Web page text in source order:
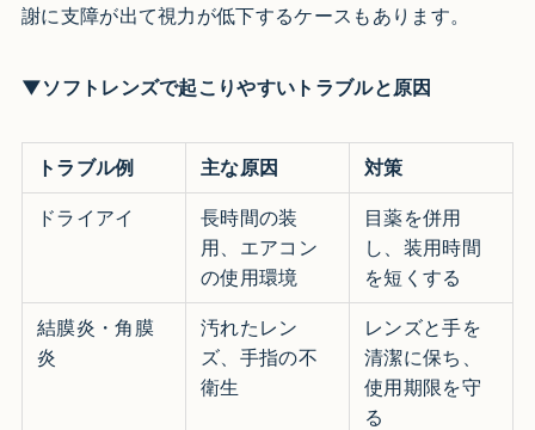
謝に支障が出て視力が低下するケースもあります。
▼ソフトレンズで起こりやすいトラブルと原因
トラブル例 主な原因 対策
ドライアイ
長時間の装
用、エアコン
の使用環境
目薬を併用
し、装用時間
を短くする
結膜炎・角膜
炎
汚れたレン
ズ、手指の不
衛生
レンズと手を
清潔に保ち、
使用期限を守
る